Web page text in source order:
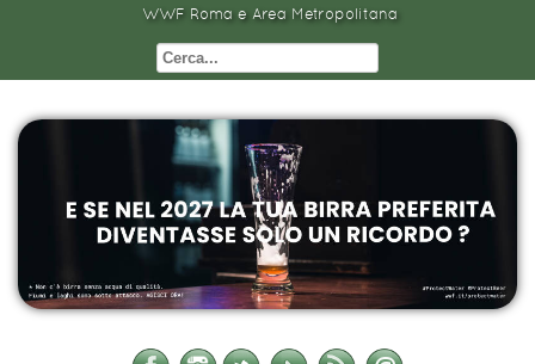
WWF Roma e Area Metropolitana